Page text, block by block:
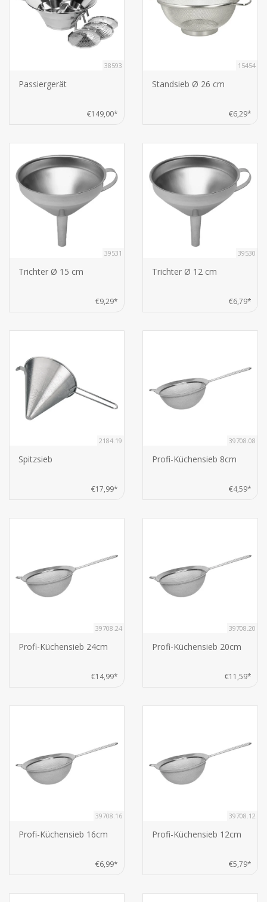
38593
Passiergerät
€149,00*
15454
Standsieb Ø 26 cm
€6,29*
39531
Trichter Ø 15 cm
€9,29*
39530
Trichter Ø 12 cm
€6,79*
2184.19
Spitzsieb
€17,99*
39708.08
Profi-Küchensieb 8cm
€4,59*
39708.24
Profi-Küchensieb 24cm
€14,99*
39708.20
Profi-Küchensieb 20cm
€11,59*
39708.16
Profi-Küchensieb 16cm
€6,99*
39708.12
Profi-Küchensieb 12cm
€5,79*